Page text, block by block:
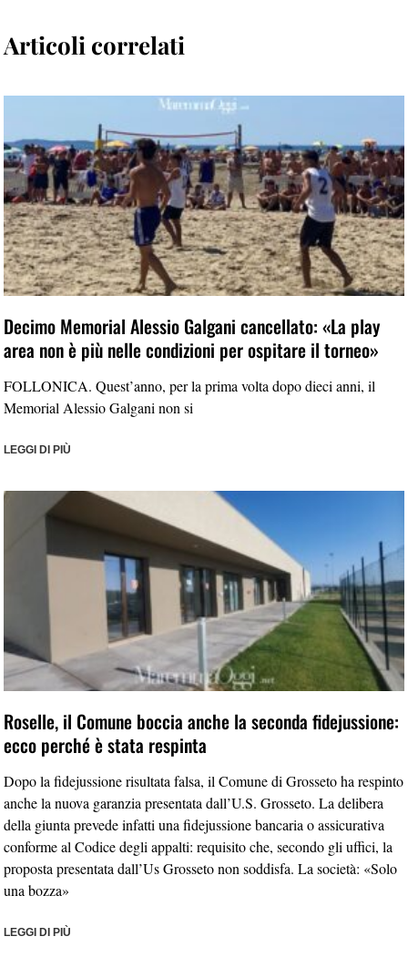
Articoli correlati
Decimo Memorial Alessio Galgani cancellato: «La play
area non è più nelle condizioni per ospitare il torneo»
FOLLONICA. Quest’anno, per la prima volta dopo dieci anni, il
Memorial Alessio Galgani non si
LEGGI DI PIÙ
Roselle, il Comune boccia anche la seconda fidejussione:
ecco perché è stata respinta
Dopo la fidejussione risultata falsa, il Comune di Grosseto ha respinto
anche la nuova garanzia presentata dall’U.S. Grosseto. La delibera
della giunta prevede infatti una fidejussione bancaria o assicurativa
conforme al Codice degli appalti: requisito che, secondo gli uffici, la
proposta presentata dall’Us Grosseto non soddisfa. La società: «Solo
una bozza»
LEGGI DI PIÙ